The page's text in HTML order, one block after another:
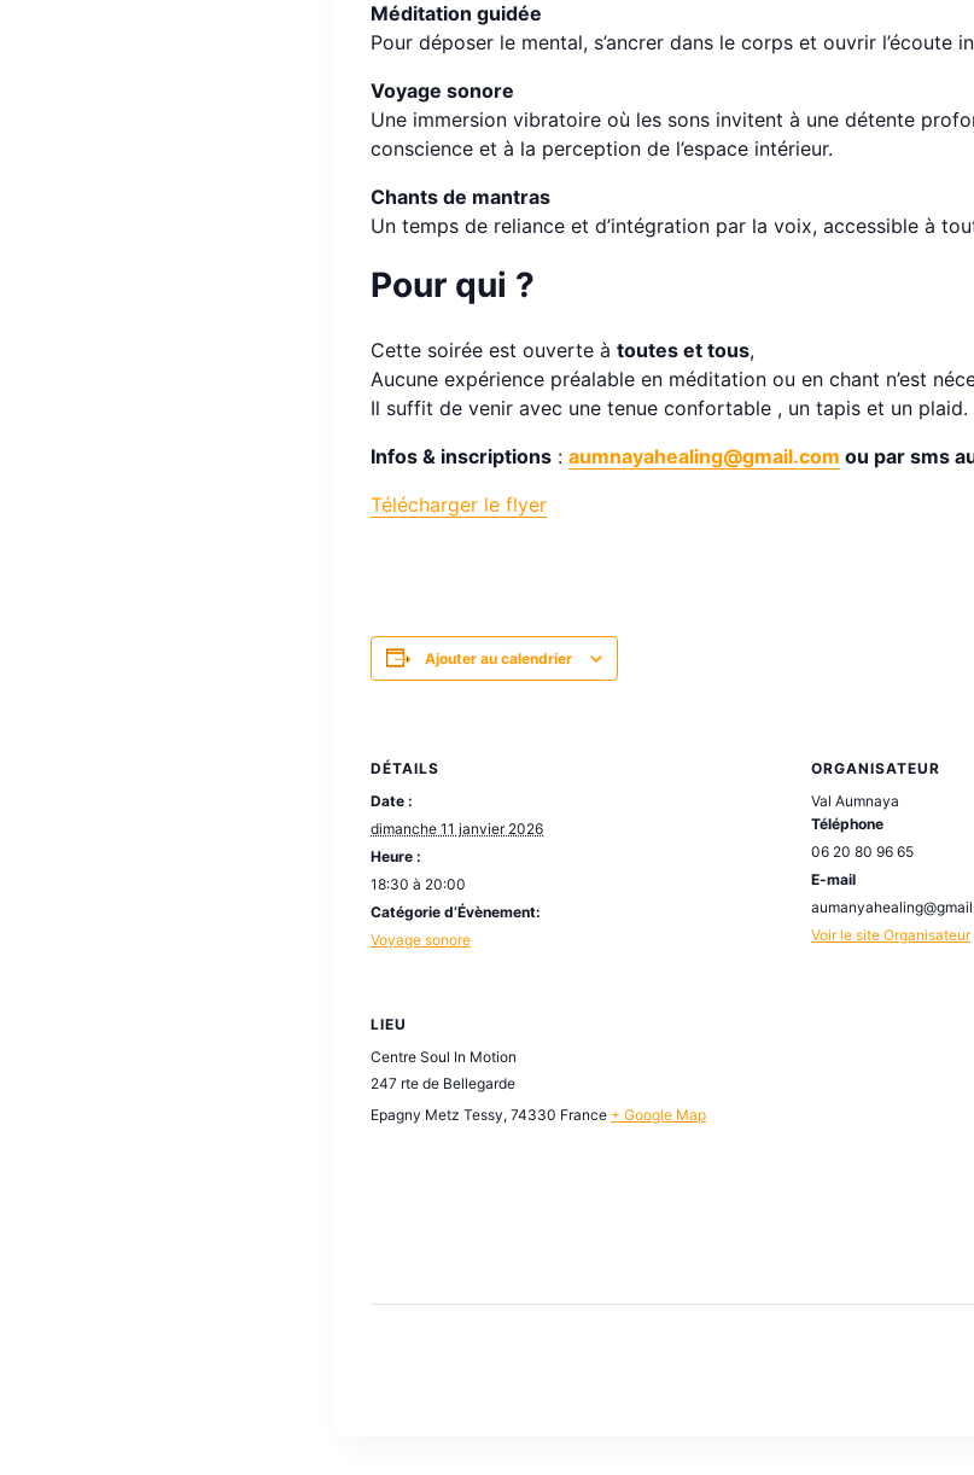
Méditation guidée
Pour déposer le mental, s’ancrer dans le corps et ouvrir l’écoute
Voyage sonore
Une immersion vibratoire où les sons invitent à une détente
conscience et à la perception de l’espace intérieur.
Chants de mantras
Un temps de reliance et d’intégration par la voix, accessible à
Pour qui ?
Cette soirée est ouverte à toutes et tous,
Aucune expérience préalable en méditation ou en chant n’est
Il suffit de venir avec une tenue confortable , un tapis et un plaid.
Infos & inscriptions : aumnayahealing@gmail.com ou par sms
Télécharger le flyer
Ajouter au calendrier
DÉTAILS
Date :
dimanche 11 janvier 2026
Heure :
18:30 à 20:00
Catégorie d’Évènement:
Voyage sonore
ORGANISATEUR
Val Aumnaya
Téléphone
06 20 80 96 65
E-mail
Voir le site Organisateur
LIEU
Centre Soul In Motion
247 rte de Bellegarde
Epagny Metz Tessy, 74330 France + Google Map